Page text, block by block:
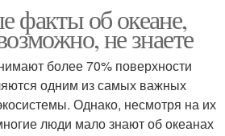
факты об океане,
не знаете
более 70% поверхности
одним из самых важных
Однако, несмотря на их
люди мало знают об океанах